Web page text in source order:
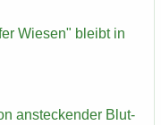
Wie­sen" bleibt in
an­ste­cken­der Blut­